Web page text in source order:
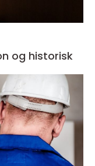
og historisk